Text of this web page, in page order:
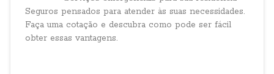
Seguros pensados para atender às suas necessidades.
Faça uma cotação e descubra como pode ser fácil
obter essas vantagens.